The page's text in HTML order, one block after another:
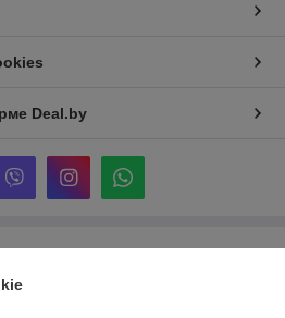
Deal.by
с ограниченной ответственностью